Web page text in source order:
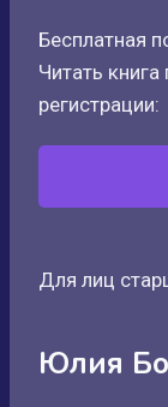
Бесплатная
Читать
регистрации:
Для лиц
Юлия